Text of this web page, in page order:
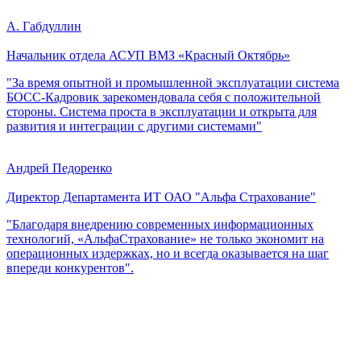
А. Габдуллин
Начальник отдела АСУП ВМЗ «Красный Октябрь»
"За время опытной и промышленной эксплуатации система
БОСС-Кадровик зарекомендовала себя с положительной
стороны. Система проста в эксплуатации и открыта для
развития и интеграции с другими системами"
Андрей Педоренко
Директор Департамента ИТ ОАО "Альфа Страхование"
"Благодаря внедрению современных информационных
технологий, «АльфаСтрахование» не только экономит на
операционных издержках, но и всегда оказывается на шаг
впереди конкурентов".